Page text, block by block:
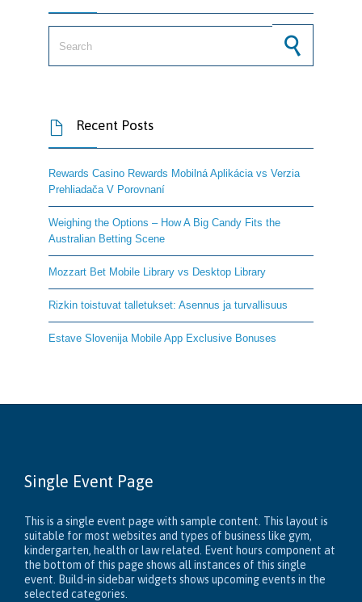
 Recent Posts
Rewards Casino Rewards Mobilná Aplikácia vs Verzia
Prehliadača V Porovnaní
Weighing the Options – How A Big Candy Fits the
Australian Betting Scene
Mozzart Bet Mobile Library vs Desktop Library
Rizkin toistuvat talletukset: Asennus ja turvallisuus
Estave Slovenija Mobile App Exclusive Bonuses
Single Event Page
This is a single event page with sample content. This layout is
suitable for most websites and types of business like gym,
kindergarten, health or law related. Event hours component at
the bottom of this page shows all instances of this single
event. Build-in sidebar widgets shows upcoming events in the
selected categories.